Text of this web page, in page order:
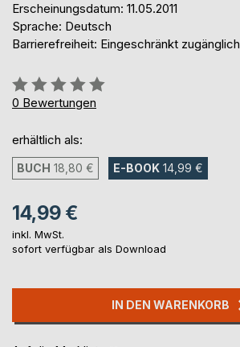
Erscheinungsdatum: 11.05.2011
Sprache: Deutsch
Barrierefreiheit: Eingeschränkt zugänglich
Bewertung::
0%
0 Bewertungen
erhältlich als:
BUCH 18,80 € E-BOOK 14,99 €
14,99 €
inkl. MwSt.
sofort verfügbar als Download
IN DEN WARENKORB